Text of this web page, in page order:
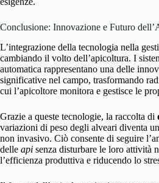
Conclusione: Innovazione e Futuro
L’integrazione della tecnologia nella
cambiando il volto dell’apicoltura. I
automatica rappresentano una delle
significative nel campo, trasformando
cui l’apicoltore monitora e gestisce le
Grazie a queste tecnologie, la raccolta di
variazioni di peso degli alveari diventa
non invasivo. Ciò consente di seguire
delle api senza disturbare le loro attività
l’efficienza produttiva e riducendo lo